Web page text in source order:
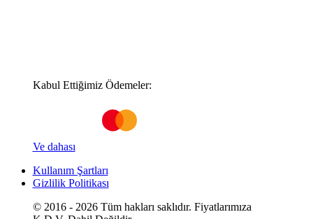
Kabul Ettiğimiz Ödemeler:
Ve dahası
Kullanım Şartları
Gizlilik Politikası
© 2016 - 2026 Tüm hakları saklıdır. Fiyatlarımıza